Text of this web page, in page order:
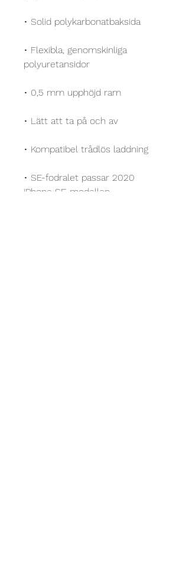
• Solid polykarbonatbaksida
• Flexibla, genomskinliga
polyuretansidor
• 0,5 mm upphöjd ram
• Lätt att ta på och av
• Kompatibel trådlös laddning
• SE-fodralet passar 2020
iPhone SE-modellen